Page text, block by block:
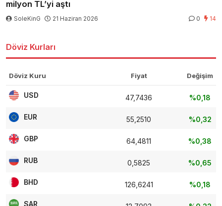
milyon TL’yi aştı
SoleKinG 21 Haziran 2026 0 14
Döviz Kurları
Döviz Kuru Fiyat Değişim
USD 47,7436 %0,18
EUR 55,2510 %0,32
GBP 64,4811 %0,38
RUB 0,5825 %0,65
BHD 126,6241 %0,18
SAR